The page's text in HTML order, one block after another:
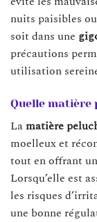
nuits paisibles
soit dans une
précautions
utilisation
Quelle matière
Lamatière
moelleux et
tout en offrant
Lorsqu’elle est
les risques
une bonne